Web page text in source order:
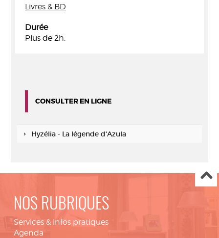
Livres & BD
Durée
Plus de 2h.
CONSULTER EN LIGNE
Hyzélia - La légende d'Azula
NOS RUBRIQUES
Services & infos pratiques
Agenda